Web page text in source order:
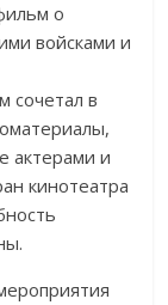
о
войсками и
сочетал в
актерами и
кинотеатра